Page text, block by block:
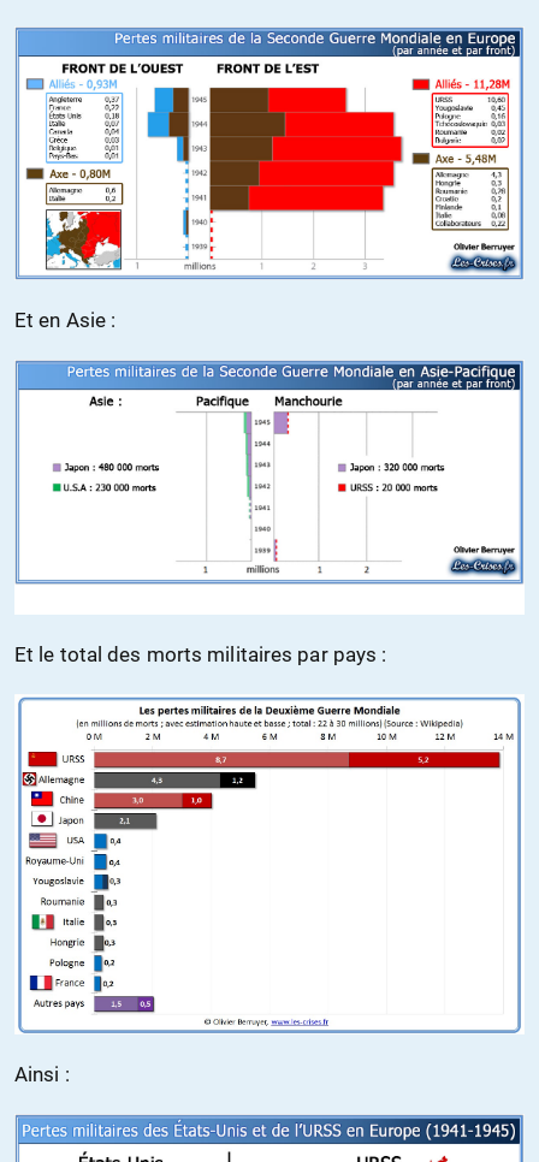
Et en Asie :
Et le total des morts militaires par pays :
Ainsi :